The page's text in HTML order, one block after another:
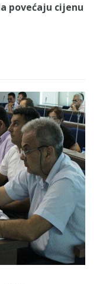
povećaju cijenu